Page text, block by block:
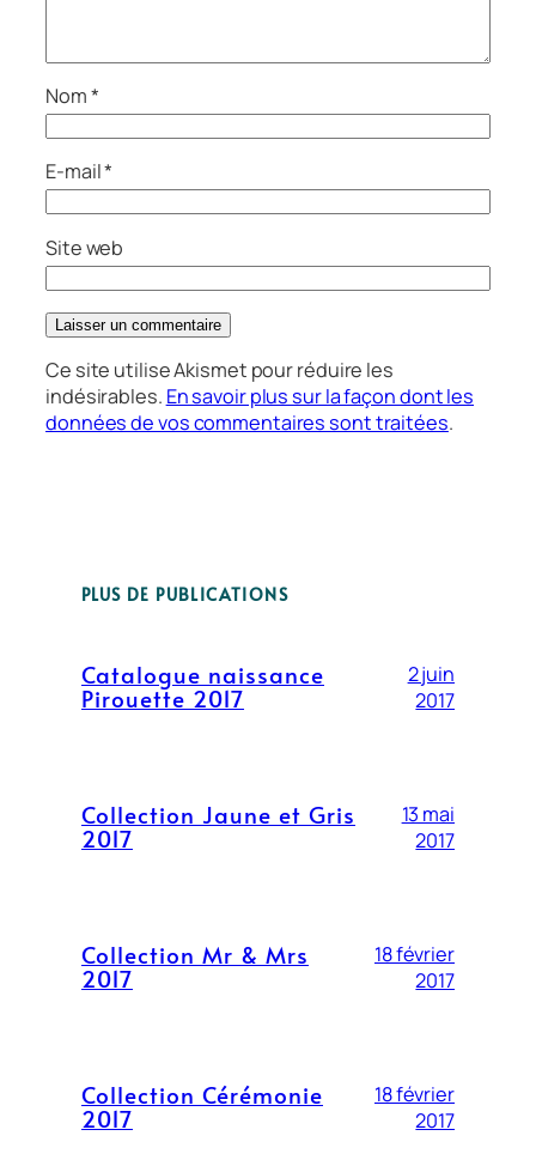
Nom*
E-mail*
Site web
Ce site utilise Akismet pour réduire les
indésirables. En savoir plus sur la façon dont les
données de vos commentaires sont traitées.
PLUS DE PUBLICATIONS
Catalogue naissance
Pirouette 2017
2 juin
2017
Collection Jaune et Gris
2017
13 mai
2017
Collection Mr & Mrs
2017
18 février
2017
Collection Cérémonie
2017
18 février
2017